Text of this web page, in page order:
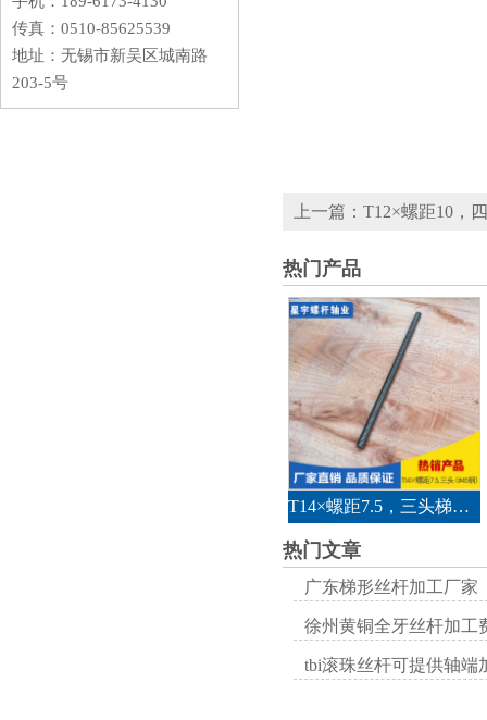
传真：0510-85625539
地址：无锡市新吴区城南路
203-5号
上一篇：T12×螺距10，
热门产品
T14×螺距7.5，三头梯形丝杆（#45钢）
热门文章
广东梯形丝杆加工厂家
徐州黄铜全牙丝杆加工
tbi滚珠丝杆可提供轴端